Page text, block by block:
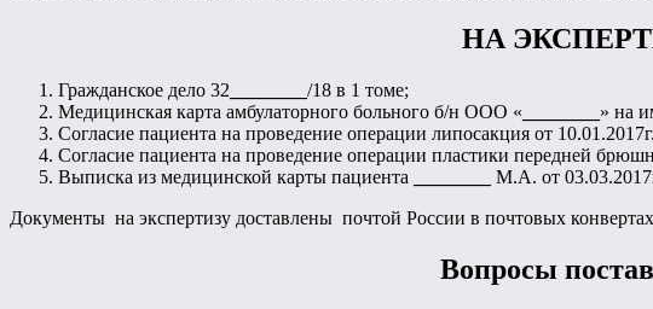
НА
Гражданское дело 32
/18 в 1 томе;
Медицинская карта амбулаторного больного б/н ООО «
» на
Согласие пациента на проведение операции липосакция от
Согласие пациента на проведение операции пластики передней
Выписка из медицинской карты пациента
М.А. от
Документы на экспертизу доставлены почтой России в почтовых
Вопросы